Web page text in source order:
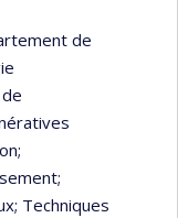
de
;
;
; Techniques